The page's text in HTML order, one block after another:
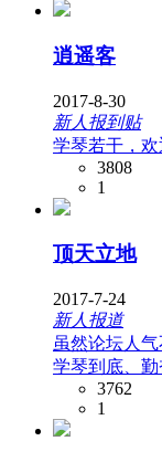
逍遥客
2017-8-30
新人报到贴
学琴若干，欢
3808
1
顶天立地
2017-7-24
新人报道
虽然论坛人
学琴到底、
3762
1